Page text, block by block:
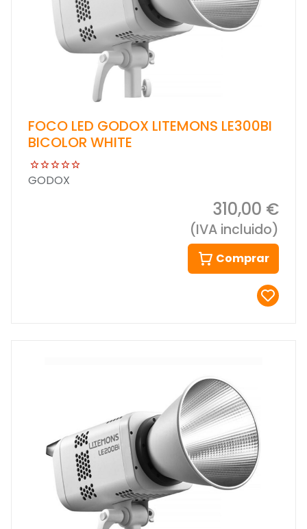
FOCO LED GODOX LITEMONS LE300BI
BICOLOR WHITE
GODOX
310,00 €
(IVA incluido)
Comprar